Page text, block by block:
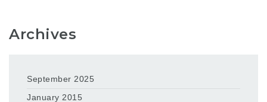
Archives
September 2025
January 2015